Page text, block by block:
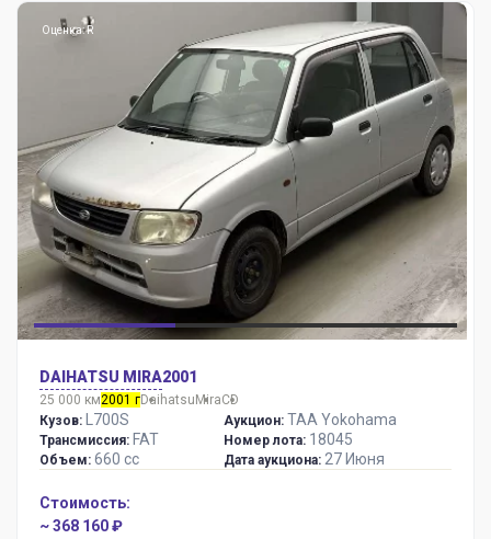
Оценка: R
DAIHATSU MIRA2001
25 000 км2001 гDaihatsuMiraCD
Кузов: L700S
Трансмиссия: FAT
Объем: 660 сс
Аукцион: TAA Yokohama
Номер лота: 18045
Дата аукциона: 27 Июня
Стоимость:
~ 368 160 ₽